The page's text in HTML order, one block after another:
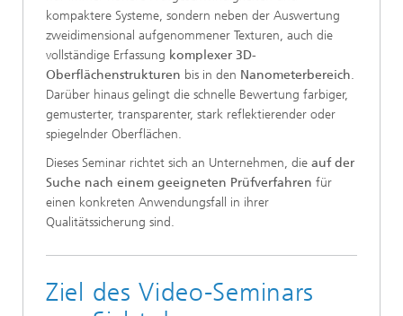
kompaktere Systeme, sondern neben der Auswertung
zweidimensional aufgenommener Texturen, auch die
vollständige Erfassung komplexer 3D-
Oberflächenstrukturen bis in den Nanometerbereich.
Darüber hinaus gelingt die schnelle Bewertung farbiger,
gemusterter, transparenter, stark reflektierender oder
spiegelnder Oberflächen.
Dieses Seminar richtet sich an Unternehmen, die auf der
Suche nach einem geeigneten Prüfverfahren für
einen konkreten Anwendungsfall in ihrer
Qualitätssicherung sind.
Ziel des Video-Seminars